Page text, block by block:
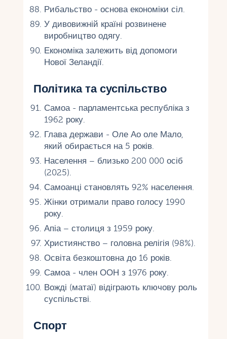
Рибальство - основа економіки сіл.
У дивовижній країні розвинене
виробництво одягу.
Економіка залежить від допомоги
Нової Зеландії.
Політика та суспільство
Самоа - парламентська республіка з
1962 року.
Глава держави - Оле Ао оле Мало,
який обирається на 5 років.
Населення – близько 200 000 осіб
(2025).
Самоанці становлять 92% населення.
Жінки отримали право голосу 1990
року.
Апіа – столиця з 1959 року.
Християнство – головна релігія (98%).
Освіта безкоштовна до 16 років.
Самоа - член ООН з 1976 року.
Вожді (матаї) відіграють ключову роль
суспільстві.
Спорт